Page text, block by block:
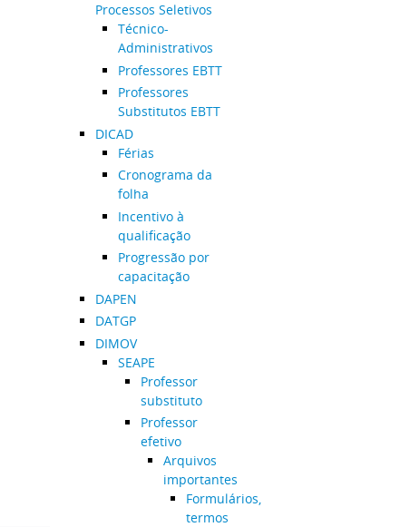
Processos Seletivos
Técnico-
Administrativos
Professores EBTT
Professores
Substitutos EBTT
DICAD
Férias
Cronograma da
folha
Incentivo à
qualificação
Progressão por
capacitação
DAPEN
DATGP
DIMOV
SEAPE
Professor
substituto
Professor
efetivo
Arquivos
importantes
Formulários,
termos